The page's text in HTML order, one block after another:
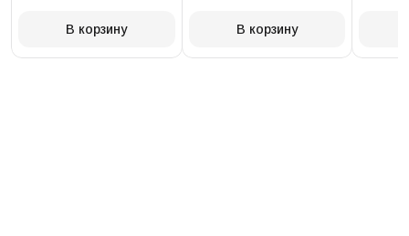
В корзину
В корзину